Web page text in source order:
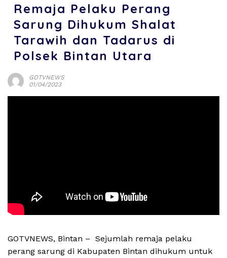
Remaja Pelaku Perang
Sarung Dihukum Shalat
Tarawih dan Tadarus di
Polsek Bintan Utara
GOTVNEWS
01/04/2023
GOTVNEWS, Bintan – Sejumlah remaja pelaku
perang sarung di Kabupaten Bintan dihukum untuk